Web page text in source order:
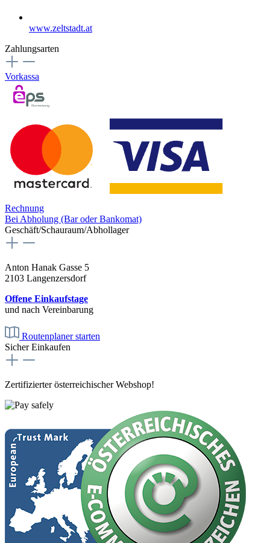
www.zeltstadt.at
Zahlungsarten
Vorkassa
Rechnung
Bei Abholung (Bar oder Bankomat)
Geschäft/Schauraum/Abhollager
Anton Hanak Gasse 5
2103 Langenzersdorf
Offene Einkaufstage
und nach Vereinbarung
Routenplaner starten
Sicher Einkaufen
Zertifizierter österreichischer Webshop!